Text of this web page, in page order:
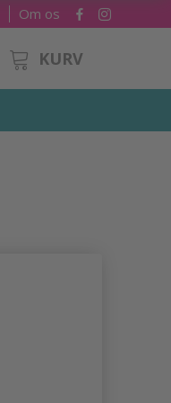
Om os
KURV